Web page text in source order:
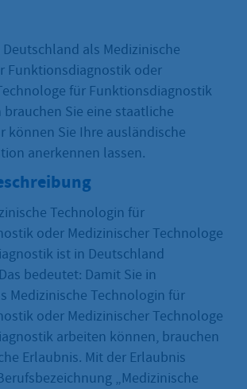
als Medizinische
Funktionsdiagnostik oder
für Funktionsdiagnostik
brauchen Sie eine staatliche
können Sie Ihre ausländische
anerkennen lassen.
Technologin für
oder Medizinischer Technologe
ist in Deutschland
bedeutet: Damit Sie in
Medizinische Technologin für
oder Medizinischer Technologe
arbeiten können, brauchen
Erlaubnis. Mit der Erlaubnis
„Medizinische